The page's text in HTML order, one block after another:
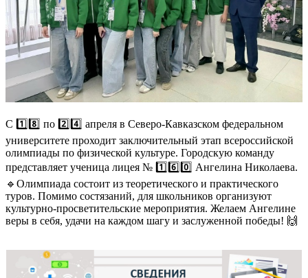
С 1️⃣8️⃣ по 2️⃣4️⃣ апреля в Северо-Кавказском федеральном
университете проходит заключительный этап всероссийской
олимпиады по физической культуре. Городскую команду
представляет ученица лицея № 1️⃣6️⃣0️⃣ Ангелина Николаева.
🔹Олимпиада состоит из теоретического и практического
туров. Помимо состязаний, для школьников организуют
культурно-просветительские мероприятия. Желаем Ангелине
веры в себя, удачи на каждом шагу и заслуженной победы! 🙌